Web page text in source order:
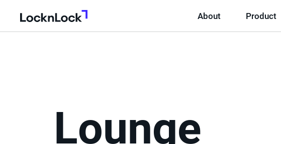
LocknLock
About Product
Lounge